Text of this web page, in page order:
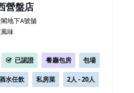
營盤店
地下A號舖
味
已認證 餐廳包房 包場
水任飲 私房菜 2人 - 20人